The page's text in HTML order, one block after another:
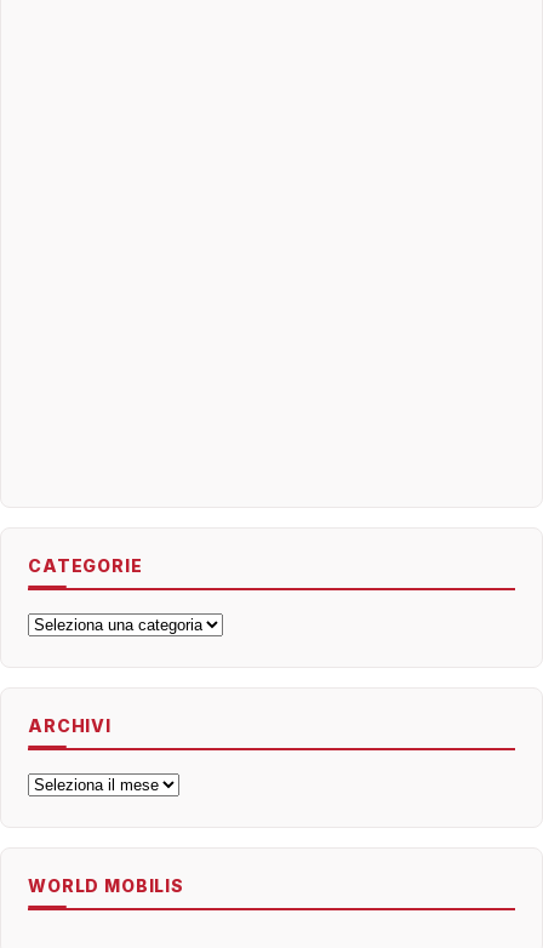
CATEGORIE
Categorie
ARCHIVI
Archivi
WORLD MOBILIS